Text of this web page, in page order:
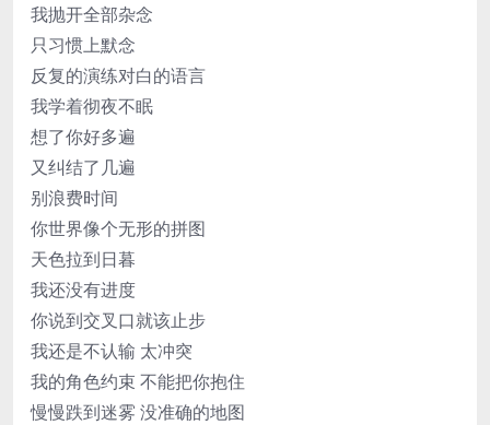
我抛开全部杂念
只习惯上默念
反复的演练对白的语言
我学着彻夜不眠
想了你好多遍
又纠结了几遍
别浪费时间
你世界像个无形的拼图
天色拉到日暮
我还没有进度
你说到交叉口就该止步
我还是不认输 太冲突
我的角色约束 不能把你抱住
慢慢跌到迷雾 没准确的地图